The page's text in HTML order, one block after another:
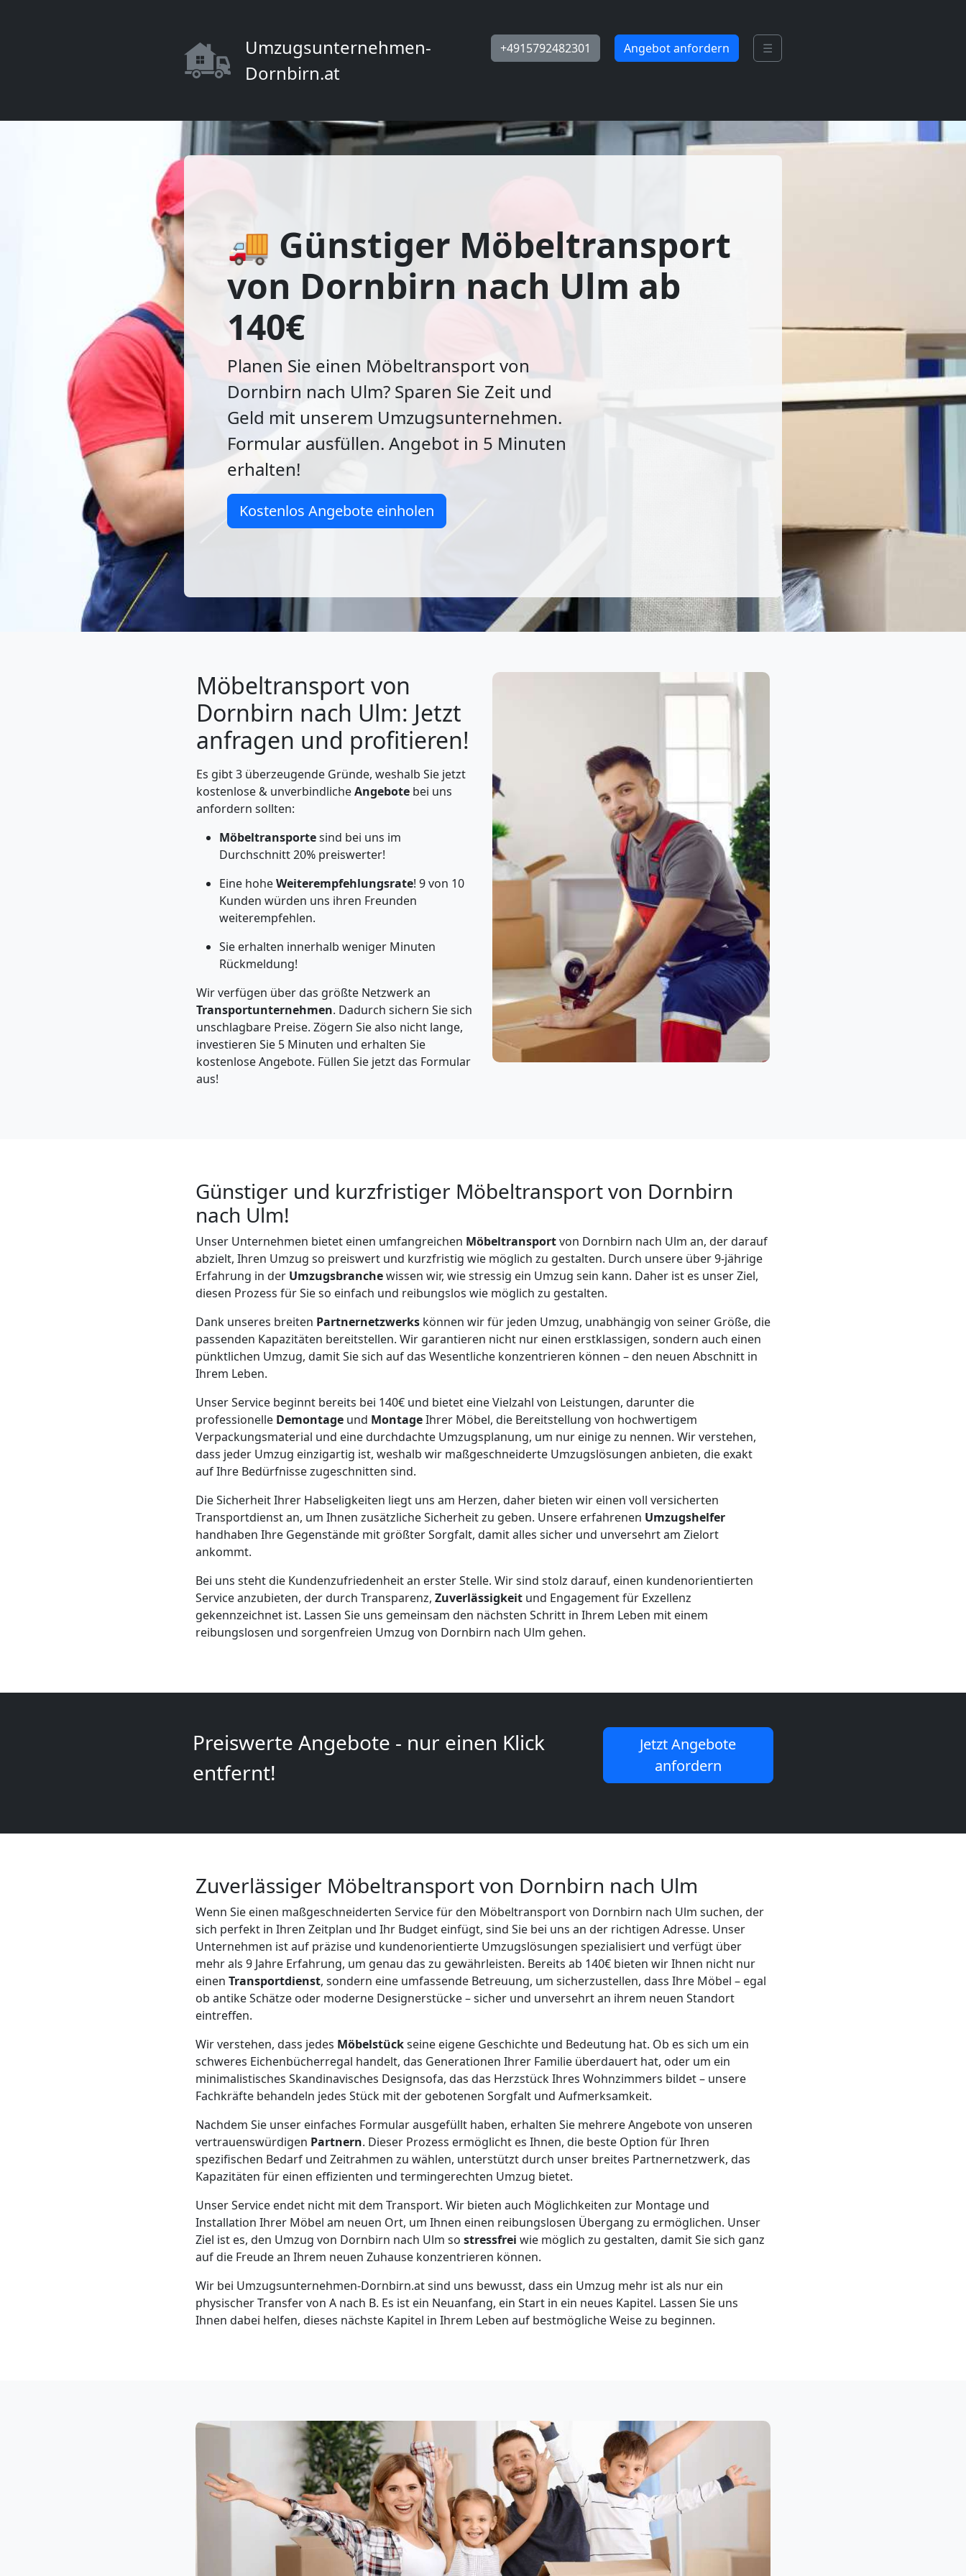
Umzugsunternehmen-
Dornbirn.at
+4915792482301 Angebot anfordern ☰
🚚 Günstiger Möbeltransport
von Dornbirn nach Ulm ab
140€
Planen Sie einen Möbeltransport von
Dornbirn nach Ulm? Sparen Sie Zeit und
Geld mit unserem Umzugsunternehmen.
Formular ausfüllen. Angebot in 5 Minuten
erhalten!
Kostenlos Angebote einholen
Möbeltransport von
Dornbirn nach Ulm: Jetzt
anfragen und profitieren!
Es gibt 3 überzeugende Gründe, weshalb Sie jetzt
kostenlose & unverbindlicheAngebote bei uns
anfordern sollten:
Möbeltransportesind bei uns im
Durchschnitt 20% preiswerter!
Eine hoheWeiterempfehlungsrate! 9 von 10
Kunden würden uns ihren Freunden
weiterempfehlen.
Sie erhalten innerhalb weniger Minuten
Rückmeldung!
Wir verfügen über das größte Netzwerk an
Transportunternehmen. Dadurch sichern Sie sich
unschlagbare Preise. Zögern Sie also nicht lange,
investieren Sie 5 Minuten und erhalten Sie
kostenlose Angebote. Füllen Sie jetzt das Formular
aus!
Günstiger und kurzfristiger Möbeltransport von Dornbirn
nach Ulm!
Unser Unternehmen bietet einen umfangreichen Möbeltransportvon Dornbirn nach Ulm an, der darauf
abzielt, Ihren Umzug so preiswert und kurzfristig wie möglich zu gestalten. Durch unsere über 9-jährige
Erfahrung in der Umzugsbranchewissen wir, wie stressig ein Umzug sein kann. Daher ist es unser Ziel,
diesen Prozess für Sie so einfach und reibungslos wie möglich zu gestalten.
Dank unseres breiten Partnernetzwerks können wir für jeden Umzug, unabhängig von seiner Größe, die
passenden Kapazitäten bereitstellen. Wir garantieren nicht nur einen erstklassigen, sondern auch einen
pünktlichen Umzug, damit Sie sich auf das Wesentliche konzentrieren können – den neuen Abschnitt in
Ihrem Leben.
Unser Service beginnt bereits bei 140€ und bietet eine Vielzahl von Leistungen, darunter die
professionelle Demontage und MontageIhrer Möbel, die Bereitstellung von hochwertigem
Verpackungsmaterial und eine durchdachte Umzugsplanung, um nur einige zu nennen. Wir verstehen,
dass jeder Umzug einzigartig ist, weshalb wir maßgeschneiderte Umzugslösungen anbieten, die exakt
auf Ihre Bedürfnisse zugeschnitten sind.
Die Sicherheit Ihrer Habseligkeiten liegt uns am Herzen, daher bieten wir einen voll versicherten
Transportdienst an, um Ihnen zusätzliche Sicherheit zu geben. Unsere erfahrenen Umzugshelfer
handhaben Ihre Gegenstände mit größter Sorgfalt, damit alles sicher und unversehrt am Zielort
ankommt.
Bei uns steht die Kundenzufriedenheit an erster Stelle. Wir sind stolz darauf, einen kundenorientierten
Service anzubieten, der durch Transparenz, Zuverlässigkeit und Engagement für Exzellenz
gekennzeichnet ist. Lassen Sie uns gemeinsam den nächsten Schritt in Ihrem Leben mit einem
reibungslosen und sorgenfreien Umzug von Dornbirn nach Ulm gehen.
Preiswerte Angebote - nur einen Klick
entfernt!
Jetzt Angebote
anfordern
Zuverlässiger Möbeltransport von Dornbirn nach Ulm
Wenn Sie einen maßgeschneiderten Service für den Möbeltransport von Dornbirn nach Ulm suchen, der
sich perfekt in Ihren Zeitplan und Ihr Budget einfügt, sind Sie bei uns an der richtigen Adresse. Unser
Unternehmen ist auf präzise und kundenorientierte Umzugslösungen spezialisiert und verfügt über
mehr als 9 Jahre Erfahrung, um genau das zu gewährleisten. Bereits ab 140€ bieten wir Ihnen nicht nur
einen Transportdienst, sondern eine umfassende Betreuung, um sicherzustellen, dass Ihre Möbel – egal
ob antike Schätze oder moderne Designerstücke – sicher und unversehrt an ihrem neuen Standort
eintreffen.
Wir verstehen, dass jedes Möbelstückseine eigene Geschichte und Bedeutung hat. Ob es sich um ein
schweres Eichenbücherregal handelt, das Generationen Ihrer Familie überdauert hat, oder um ein
minimalistisches Skandinavisches Designsofa, das das Herzstück Ihres Wohnzimmers bildet – unsere
Fachkräfte behandeln jedes Stück mit der gebotenen Sorgfalt und Aufmerksamkeit.
Nachdem Sie unser einfaches Formular ausgefüllt haben, erhalten Sie mehrere Angebote von unseren
vertrauenswürdigen Partnern. Dieser Prozess ermöglicht es Ihnen, die beste Option für Ihren
spezifischen Bedarf und Zeitrahmen zu wählen, unterstützt durch unser breites Partnernetzwerk, das
Kapazitäten für einen effizienten und termingerechten Umzug bietet.
Unser Service endet nicht mit dem Transport. Wir bieten auch Möglichkeiten zur Montage und
Installation Ihrer Möbel am neuen Ort, um Ihnen einen reibungslosen Übergang zu ermöglichen. Unser
Ziel ist es, den Umzug von Dornbirn nach Ulm so stressfrei wie möglich zu gestalten, damit Sie sich ganz
auf die Freude an Ihrem neuen Zuhause konzentrieren können.
Wir bei Umzugsunternehmen-Dornbirn.at sind uns bewusst, dass ein Umzug mehr ist als nur ein
physischer Transfer von A nach B. Es ist ein Neuanfang, ein Start in ein neues Kapitel. Lassen Sie uns
Ihnen dabei helfen, dieses nächste Kapitel in Ihrem Leben auf bestmögliche Weise zu beginnen.
Klaviertransport